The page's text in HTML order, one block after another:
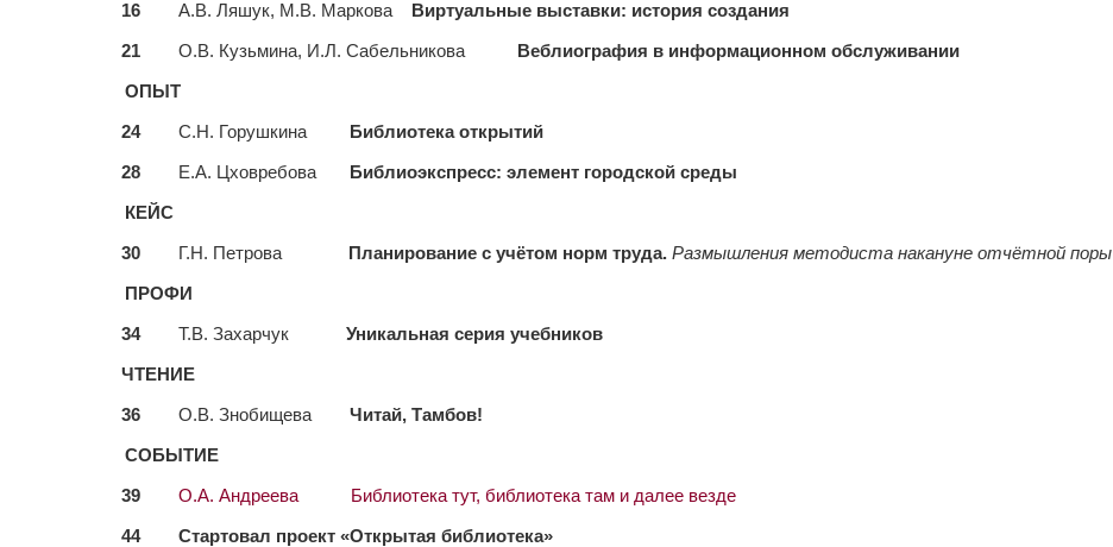
16 А.В. Ляшук, М.В. Маркова Виртуальные выставки: история создания
21 О.В. Кузьмина, И.Л. Сабельникова Веблиография в информационном обслуживании
ОПЫТ
24 С.Н. Горушкина Библиотека открытий
28 Е.А. Цховребова Библиоэкспресс: элемент городской среды
КЕЙС
30 Г.Н. Петрова Планирование с учётом норм труда. Размышления методиста накануне отчётной поры
ПРОФИ
34 Т.В. Захарчук Уникальная серия учебников
ЧТЕНИЕ
36 О.В. Знобищева Читай, Тамбов!
СОБЫТИЕ
39 О.А. Андреева Библиотека тут, библиотека там и далее везде
44 Стартовал проект «Открытая библиотека»